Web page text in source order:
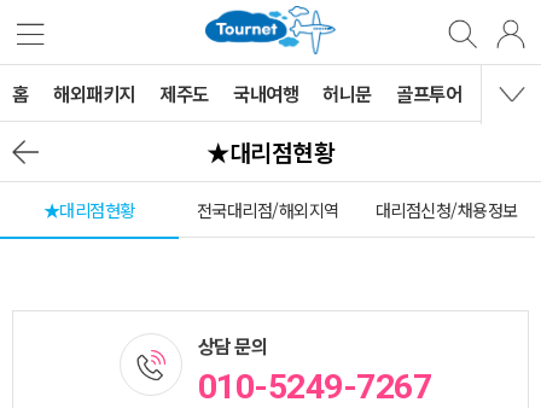
홈 해외패키지 제주도 국내여행 허니문 골프투어 MVG
★대리점현황
★대리점현황 전국대리점/해외지역 대리점신청/채용정보
상담 문의
010-5249-7267